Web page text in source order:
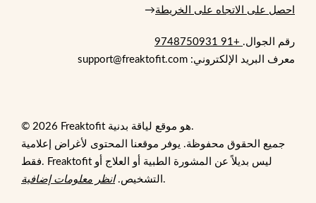
احصل على الاتجاه على الخريطة→
رقم الجوال. +91 9748750931
معرف البريد الإلكتروني: support@freaktofit.com
© 2026 Freaktofit هو موقع لياقة بدنية.
جميع الحقوق محفوظة. يوفر موقعنا المحتوى لأغراض إعلامية
فقط. Freaktofit ليس بديلاً عن المشورة الطبية أو العلاج أو
التشخيص.انظر معلومات إضافية .